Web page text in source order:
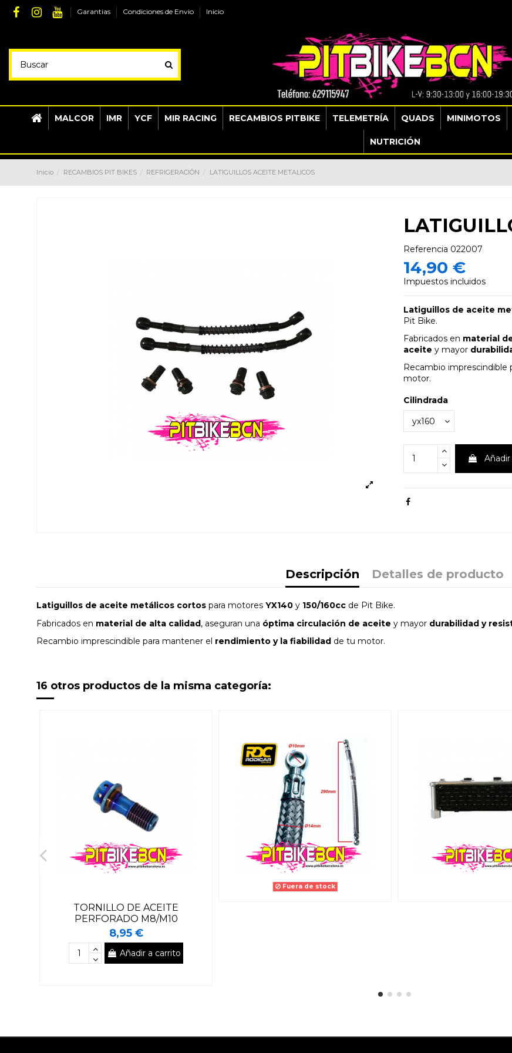
Garantias Condiciones de Envio Inicio
MALCOR IMR YCF MIR RACING RECAMBIOS PITBIKE TELEMETRÍA QUADS MINIMOTOS
NUTRICIÓN
Inicio RECAMBIOS PIT BIKES REFRIGERACIÓN LATIGUILLOS ACEITE METALICOS
Referencia 022007
14,90 €
Impuestos incluidos
Latiguillos de aceite
Pit Bike.
Fabricados en material
aceite y mayor
Recambio imprescindible
motor.
Cilindrada
Descripción Detalles de producto
Latiguillos de aceite metálicos cortos para motores YX140 y 150/160cc de Pit Bike.
Fabricados en material de alta calidad, aseguran una óptima circulación de aceite y mayor durabilidad y
Recambio imprescindible para mantener el rendimiento y la fiabilidad de tu motor.
16 otros productos de la misma categoría:
TORNILLO DE ACEITE
PERFORADO M8/M10
8,95 €
Añadir a carrito
Fuera de stock